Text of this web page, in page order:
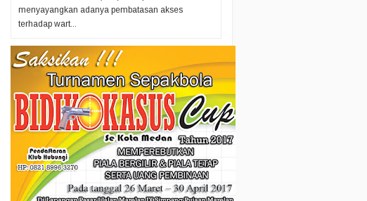
menyayangkan adanya pembatasan akses
terhadap wart...